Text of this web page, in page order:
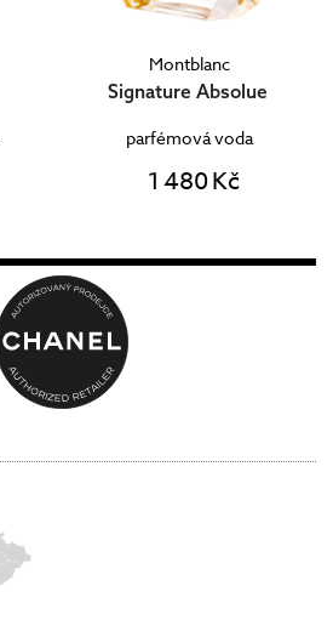
Montblanc
Signature Absolue
parfémová voda
1 480 Kč